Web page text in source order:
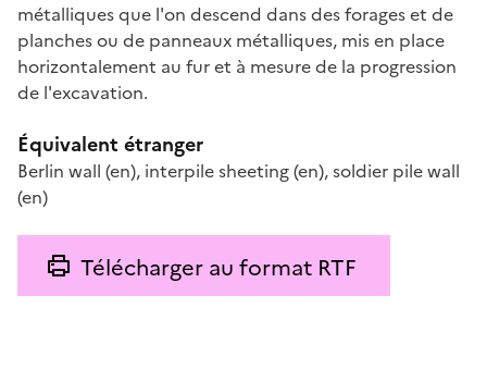
métalliques que l'on descend dans des forages et de
planches ou de panneaux métalliques, mis en place
horizontalement au fur et à mesure de la progression
de l'excavation.
Équivalent étranger
Berlin wall (en), interpile sheeting(en),soldier pile wall
(en)
Télécharger au format RTF